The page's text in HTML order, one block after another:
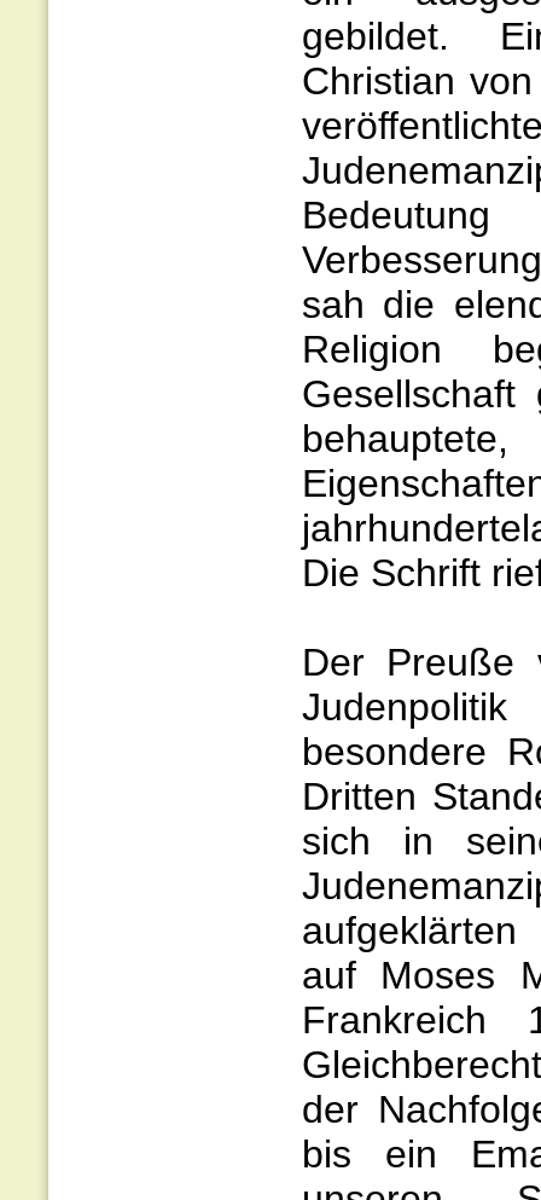
gebildet.
Christian
sah die
Religion
Die Schrift
Der Preuße
besondere
Dritten
sich in
auf Moses
Frankreich
der
bis ein